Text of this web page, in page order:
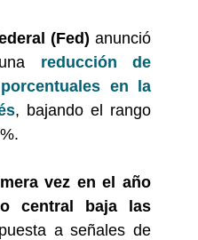
(Fed) anunció
reducción de
en la
, bajando el rango
vez en el año
central baja las
a señales de